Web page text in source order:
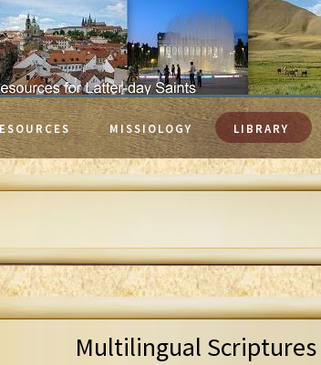
MISSIOLOGY LIBRARY
Multilingual Scriptures